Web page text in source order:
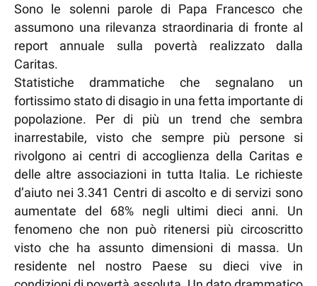
Sono le solenni parole di Papa Francesco che
assumono una rilevanza straordinaria di fronte al
report annuale sulla povertà realizzato dalla
Caritas.
Statistiche drammatiche che segnalano un
fortissimo stato di disagio in una fetta importante di
popolazione. Per di più un trend che sembra
inarrestabile, visto che sempre più persone si
rivolgono ai centri di accoglienza della Caritas e
delle altre associazioni in tutta Italia. Le richieste
d’aiuto nei 3.341 Centri di ascolto e di servizi sono
aumentate del 68% negli ultimi dieci anni. Un
fenomeno che non può ritenersi più circoscritto
visto che ha assunto dimensioni di massa. Un
residente nel nostro Paese su dieci vive in